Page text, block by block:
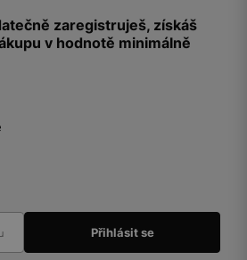
zaregistruješ, získáš
v hodnotě minimálně